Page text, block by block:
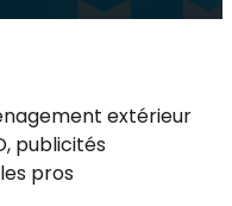
extérieur
publicités
pros